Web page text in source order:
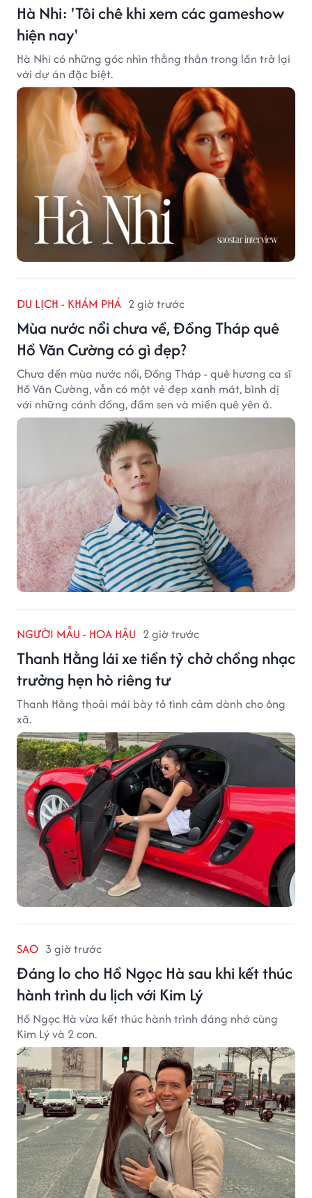
Hà Nhi: 'Tôi chê khi xem các gameshow
hiện nay'
Hà Nhi có những góc nhìn thẳng thắn trong lần trở lại
với dự án đặc biệt.
DU LỊCH - KHÁM PHÁ 2 giờ trước
Mùa nước nổi chưa về, Đồng Tháp quê
Hồ Văn Cường có gì đẹp?
Chưa đến mùa nước nổi, Đồng Tháp - quê hương ca sĩ
Hồ Văn Cường, vẫn có một vẻ đẹp xanh mát, bình dị
với những cánh đồng, đầm sen và miền quê yên ả.
NGƯỜI MẪU - HOA HẬU 2 giờ trước
Thanh Hằng lái xe tiền tỷ chở chồng nhạc
trưởng hẹn hò riêng tư
Thanh Hằng thoải mái bày tỏ tình cảm dành cho ông
xã.
SAO 3 giờ trước
Đáng lo cho Hồ Ngọc Hà sau khi kết thúc
hành trình du lịch với Kim Lý
Hồ Ngọc Hà vừa kết thúc hành trình đáng nhớ cùng
Kim Lý và 2 con.